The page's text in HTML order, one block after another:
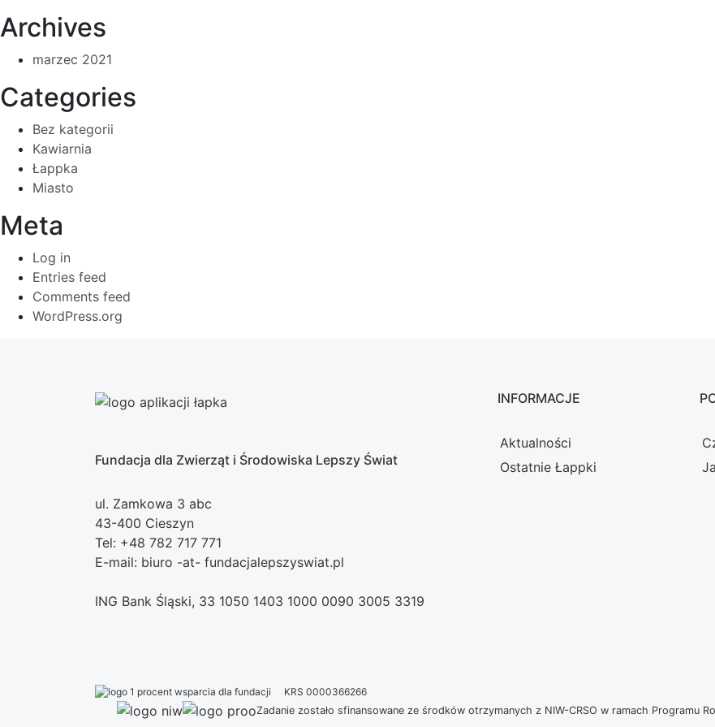
Archives
marzec 2021
Categories
Bez kategorii
Kawiarnia
Łappka
Miasto
Meta
Log in
Entries feed
Comments feed
WordPress.org
Fundacja dla Zwierząt i Środowiska Lepszy Świat
ul. Zamkowa 3 abc
43-400 Cieszyn
Tel: +48 782 717 771
E-mail: biuro -at- fundacjalepszyswiat.pl
INFORMACJE
Aktualności
Ostatnie Łappki
ING Bank Śląski, 33 1050 1403 1000 0090 3005 3319
KRS 0000366266
Zadanie zostało sfinansowane ze środków otrzymanych z NIW-CRSO w ramach Programu